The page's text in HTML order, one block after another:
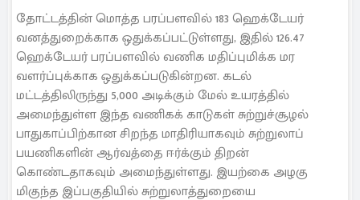
தோட்டத்தின் மொத்த பரப்பளவில் 183 ஹெக்டேயர்
வனத்துறைக்காக ஒதுக்கப்பட்டுள்ளது, இதில் 126.47
ஹெக்டேயர் பரப்பளவில் வணிக மதிப்புமிக்க மர
வளர்ப்புக்காக ஒதுக்கப்படுகின்றன. கடல்
மட்டத்திலிருந்து 5,000 அடிக்கும் மேல் உயரத்தில்
அமைந்துள்ள இந்த வணிகக் காடுகள் சுற்றுச்சூழல்
பாதுகாப்பிற்கான சிறந்த மாதிரியாகவும் சுற்றுலாப்
பயணிகளின் ஆர்வத்தை ஈர்க்கும் திறன்
கொண்டதாகவும் அமைந்துள்ளது. இயற்கை அழகு
மிகுந்த இப்பகுதியில் சுற்றுலாத்துறையை